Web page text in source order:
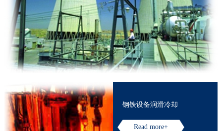
钢铁设备润滑冷却
Read more+